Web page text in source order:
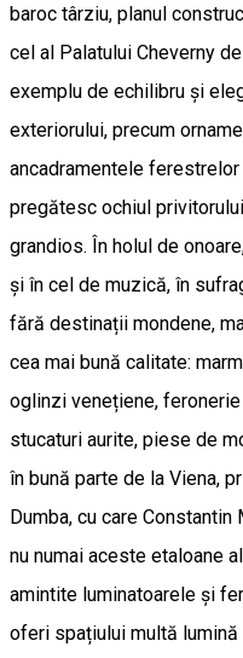
baroc târziu, planul
cel al Palatului Cheverny
exemplu de echilibru și
exteriorului, precum
ancadramentele
pregătesc ochiul
grandios. În holul de
și în cel de muzică, în
fără destinații mondene,
cea mai bună calitate:
oglinzi venețiene,
stucaturi aurite, piese de
în bună parte de la Viena,
Dumba, cu care
nu numai aceste etaloane
amintite luminatoarele și
oferi spațiului multă